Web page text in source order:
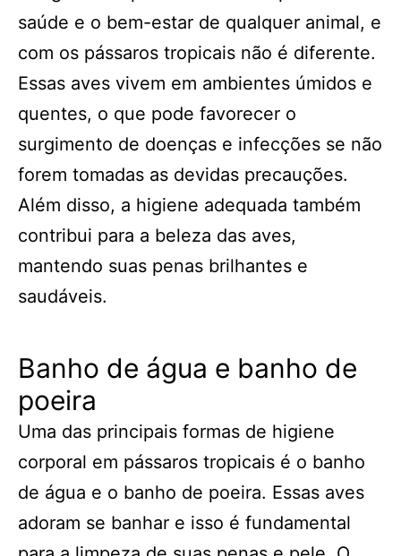
saúde e o bem-estar de qualquer animal, e
com os pássaros tropicais não é diferente.
Essas aves vivem em ambientes úmidos e
quentes, o que pode favorecer o
surgimento de doenças e infecções se não
forem tomadas as devidas precauções.
Além disso, a higiene adequada também
contribui para a beleza das aves,
mantendo suas penas brilhantes e
saudáveis.
Banho de água e banho de
poeira
Uma das principais formas de higiene
corporal em pássaros tropicais é o banho
de água e o banho de poeira. Essas aves
adoram se banhar e isso é fundamental